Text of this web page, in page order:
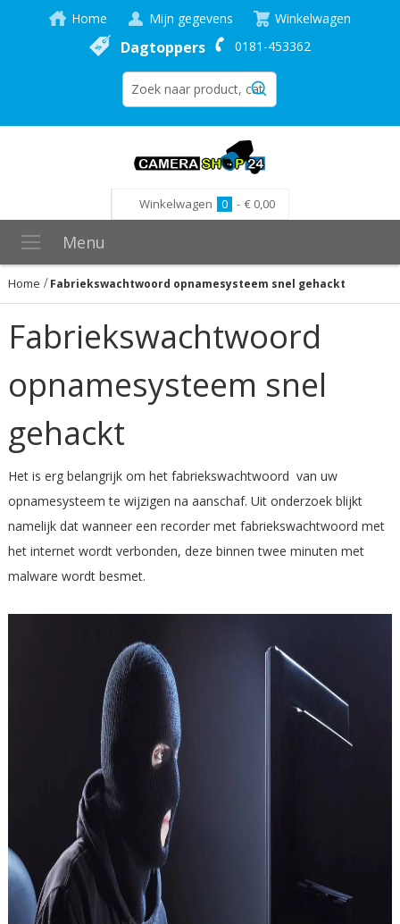
Home Mijn gegevens Winkelwagen
Dagtoppers 0181-453362
Winkelwagen 0 - € 0,00
Menu
Home Fabriekswachtwoord opnamesysteem snel gehackt
Fabriekswachtwoord
opnamesysteem snel
gehackt
Het is erg belangrijk om het fabriekswachtwoord van uw
opnamesysteem te wijzigen na aanschaf. Uit onderzoek blijkt
namelijk dat wanneer een recorder met fabriekswachtwoord met
het internet wordt verbonden, deze binnen twee minuten met
malware wordt besmet.